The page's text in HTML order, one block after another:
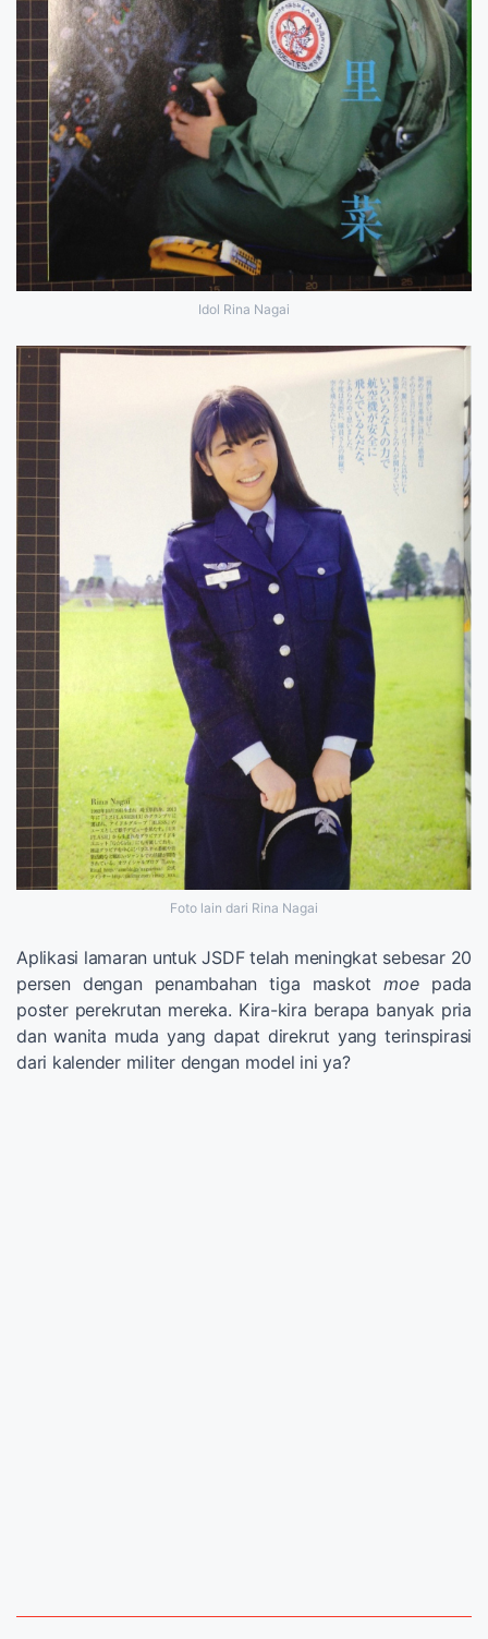
Idol Rina Nagai
Foto lain dari Rina Nagai
Aplikasi lamaran untuk JSDF telah meningkat sebesar 20
persen dengan penambahan tiga maskotmoepada
poster perekrutan mereka. Kira-kira berapa banyak pria
dan wanita muda yang dapat direkrut yang terinspirasi
dari kalender militer dengan model ini ya?